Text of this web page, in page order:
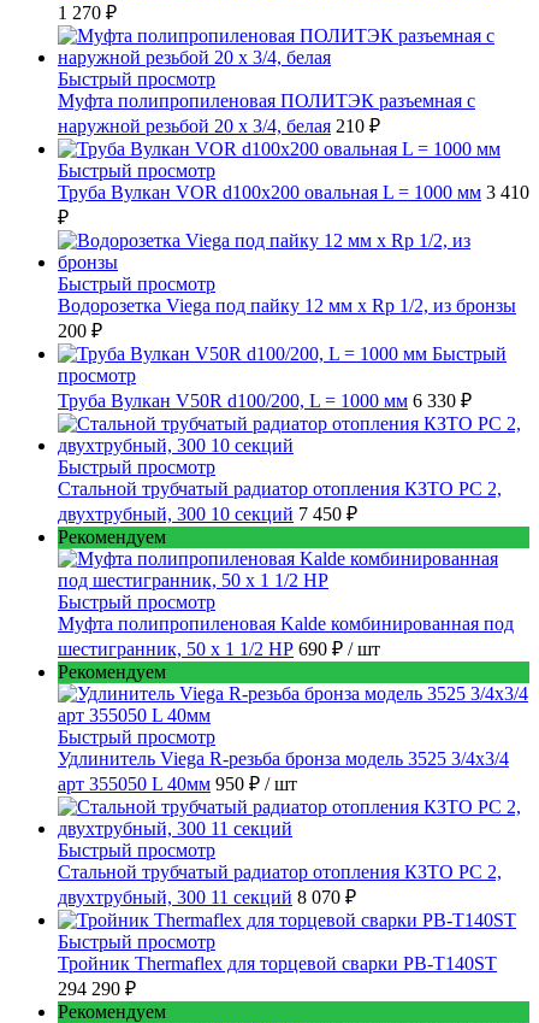
1 270 ₽
Быстрый просмотр
Муфта полипропиленовая ПОЛИТЭК разъемная с
наружной резьбой 20 x 3/4, белая 210 ₽
Быстрый просмотр
Труба Вулкан VOR d100x200 овальная L = 1000 мм 3 410
₽
Быстрый просмотр
Водорозетка Viega под пайку 12 мм х Rp 1/2, из бронзы
200 ₽
Быстрый
просмотр
Труба Вулкан V50R d100/200, L = 1000 мм 6 330 ₽
Быстрый просмотр
Стальной трубчатый радиатор отопления КЗТО РС 2,
двухтрубный, 300 10 секций 7 450 ₽
Рекомендуем
Быстрый просмотр
Муфта полипропиленовая Kalde комбинированная под
шестигранник, 50 x 1 1/2 НР 690 ₽ / шт
Рекомендуем
Быстрый просмотр
Удлинитель Viega R-резьба бронза модель 3525 3/4x3/4
арт 355050 L 40мм 950 ₽ / шт
Быстрый просмотр
Стальной трубчатый радиатор отопления КЗТО РС 2,
двухтрубный, 300 11 секций 8 070 ₽
Быстрый просмотр
Тройник Thermaflex для торцевой сварки PB-T140ST
294 290 ₽
Рекомендуем